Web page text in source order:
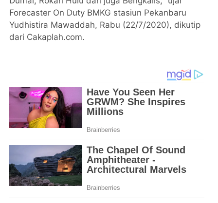
Forecaster On Duty BMKG stasiun Pekanbaru
Yudhistira Mawaddah, Rabu (22/7/2020), dikutip
dari Cakaplah.com.